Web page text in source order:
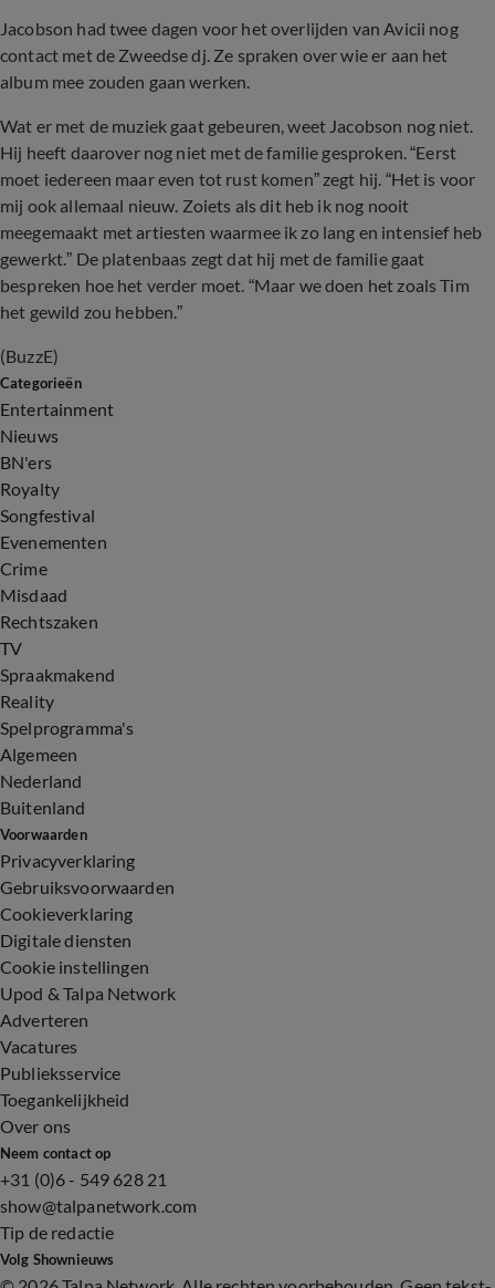
Jacobson had twee dagen voor het overlijden van Avicii nog
contact met de Zweedse dj. Ze spraken over wie er aan het
album mee zouden gaan werken.
Wat er met de muziek gaat gebeuren, weet Jacobson nog niet.
Hij heeft daarover nog niet met de familie gesproken. “Eerst
moet iedereen maar even tot rust komen” zegt hij. “Het is voor
mij ook allemaal nieuw. Zoiets als dit heb ik nog nooit
meegemaakt met artiesten waarmee ik zo lang en intensief heb
gewerkt.” De platenbaas zegt dat hij met de familie gaat
bespreken hoe het verder moet. “Maar we doen het zoals Tim
het gewild zou hebben.”
(BuzzE)
Categorieën
Entertainment
Nieuws
BN'ers
Royalty
Songfestival
Evenementen
Crime
Misdaad
Rechtszaken
TV
Spraakmakend
Reality
Spelprogramma's
Algemeen
Nederland
Buitenland
Voorwaarden
Privacyverklaring
Gebruiksvoorwaarden
Cookieverklaring
Digitale diensten
Cookie instellingen
Upod & Talpa Network
Adverteren
Vacatures
Publieksservice
Toegankelijkheid
Over ons
Neem contact op
+31 (0)6 - 549 628 21
show@talpanetwork.com
Tip de redactie
Volg Shownieuws